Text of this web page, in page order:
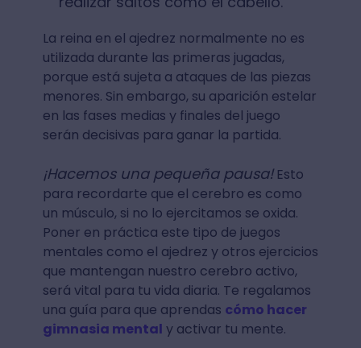
La reina en el ajedrez normalmente no es
utilizada durante las primeras jugadas,
porque está sujeta a ataques de las piezas
menores. Sin embargo, su aparición estelar
en las fases medias y finales del juego
serán decisivas para ganar la partida.
¡Hacemos una pequeña pausa!Esto
para recordarte que el cerebro es como
un músculo, si no lo ejercitamos se oxida.
Poner en práctica este tipo de juegos
mentales como el ajedrez y otros ejercicios
que mantengan nuestro cerebro activo,
será vital para tu vida diaria. Te regalamos
una guía para que aprendas cómo hacer
gimnasia mental y activar tu mente.